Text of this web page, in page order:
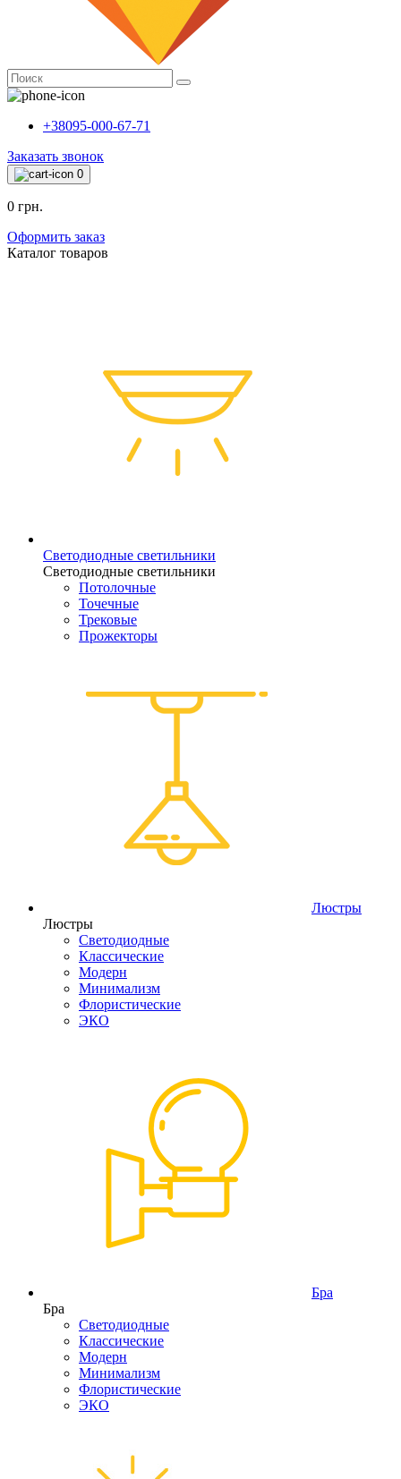
+38095-000-67-71
Заказать звонок
0
0 грн.
Оформить заказ
Каталог товаров
Светодиодные светильники
Светодиодные светильники
Потолочные
Точечные
Трековые
Прожекторы
Люстры
Люстры
Светодиодные
Классические
Модерн
Минимализм
Флористические
ЭКО
Бра
Бра
Светодиодные
Классические
Модерн
Минимализм
Флористические
ЭКО